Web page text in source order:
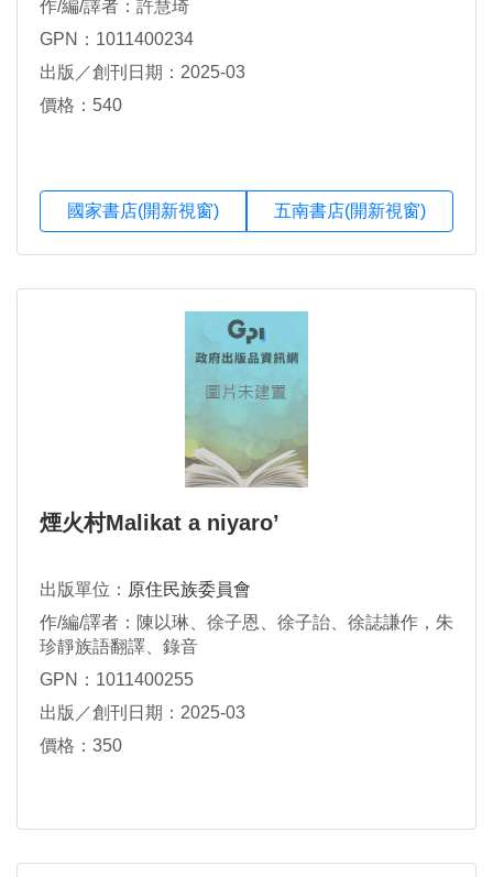
作/編/譯者：許慧琦
GPN：1011400234
出版／創刊日期：2025-03
價格：540
國家書店(開新視窗) 五南書店(開新視窗)
煙火村Malikat a niyaro’
出版單位： 原住民族委員會
作/編/譯者：陳以琳、徐子恩、徐子詒、徐誌謙作，朱
珍靜族語翻譯、錄音
GPN：1011400255
出版／創刊日期：2025-03
價格：350